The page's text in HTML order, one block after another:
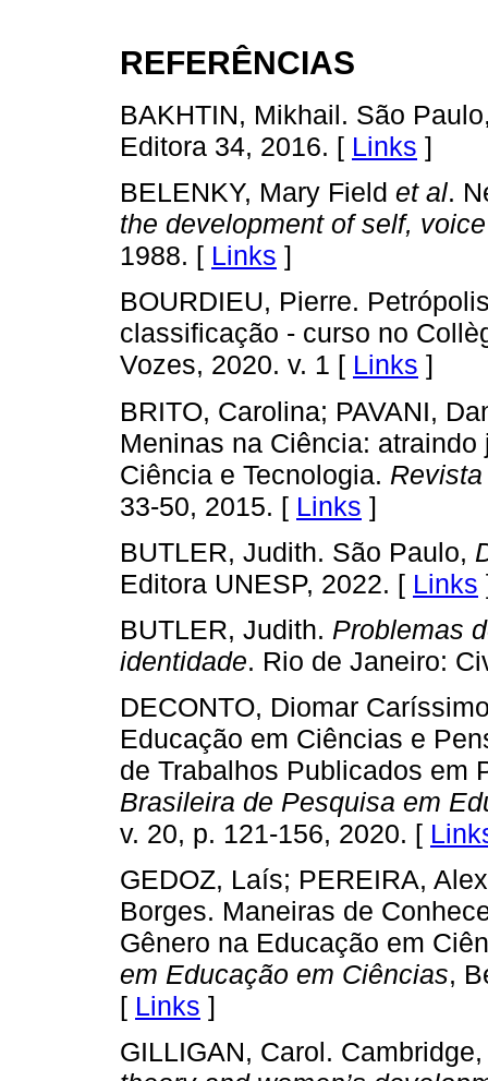
REFERÊNCIAS
BAKHTIN, Mikhail. São
Editora 34, 2016. [ Links ]
BELENKY, Mary Field et al.
the development of self,
1988. [ Links ]
BOURDIEU, Pierre.
classificação - curso no
Vozes, 2020. v. 1 [ Links ]
BRITO, Carolina; PAVANI,
Meninas na Ciência:
Ciência e Tecnologia.
33-50, 2015. [ Links ]
BUTLER, Judith. São Paulo,
Editora UNESP, 2022. [ Links
BUTLER, Judith. Problemas
identidade. Rio de Janeiro:
DECONTO, Diomar
Educação em Ciências e
de Trabalhos Publicados em
Brasileira de Pesquisa em
v. 20, p. 121-156, 2020. [
GEDOZ, Laís; PEREIRA,
Borges. Maneiras de
Gênero na Educação em
em Educação em Ciências,
[ Links ]
GILLIGAN, Carol.